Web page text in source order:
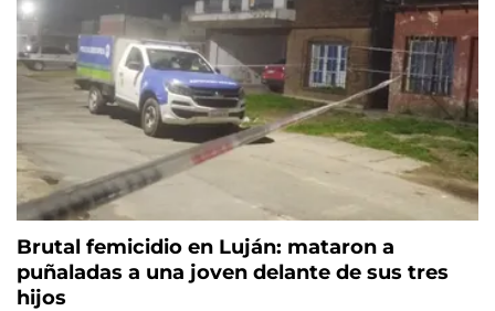
Brutal femicidio en Luján: mataron a
puñaladas a una joven delante de sus tres
hijos